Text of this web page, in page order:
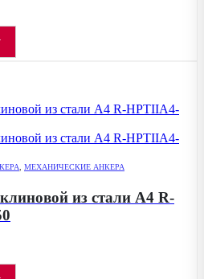
, МЕХАНИЧЕСКИЕ АНКЕРА
из стали А4 R-